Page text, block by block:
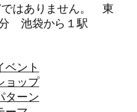
ではありません。 東
池袋から１駅
ベント
ョップ
ターン